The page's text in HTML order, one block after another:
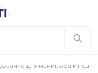
для маникюра и